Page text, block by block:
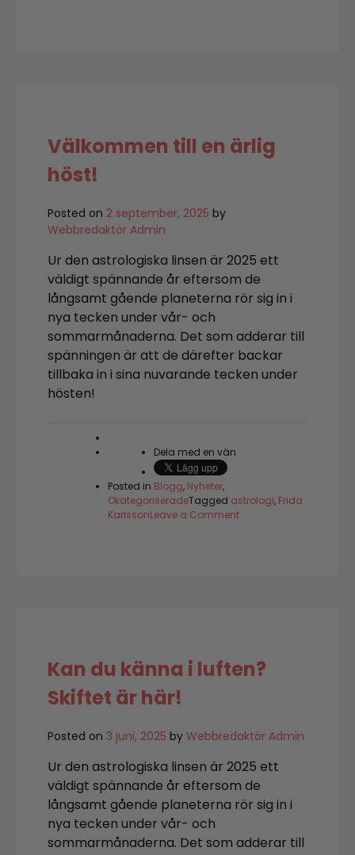
era
Välkommen till en ärlig
höst!
Posted on 2 september, 2025 by
Webbredaktör Admin
Ur den astrologiska linsen är 2025 ett
väldigt spännande år eftersom de
långsamt gående planeterna rör sig in i
nya tecken under vår- och
sommarmånaderna. Det som adderar till
spänningen är att de därefter backar
tillbaka in i sina nuvarande tecken under
hösten!
Dela med en vän
Posted in Blogg, Nyheter,
OkategoriseradeTagged astrologi, Frida
KarlssonLeave a Commenton
Kan du känna i luften?
Skiftet är här!
Posted on 3 juni, 2025 by Webbredaktör Admin
Ur den astrologiska linsen är 2025 ett
väldigt spännande år eftersom de
långsamt gående planeterna rör sig in i
nya tecken under vår- och
sommarmånaderna. Det som adderar till